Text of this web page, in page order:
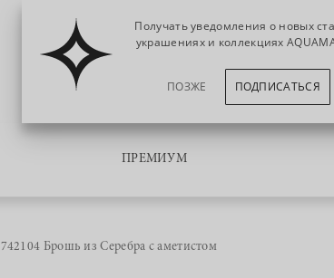
ПРЕМИУМ
Брошь из Серебра с аметистом
Получать уведомления о новых
украшениях и коллекциях
ПОЗЖЕ ПОДПИСАТЬСЯ